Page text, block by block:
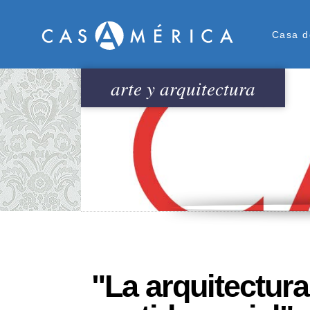
Casa
arte y arquitectura
"La